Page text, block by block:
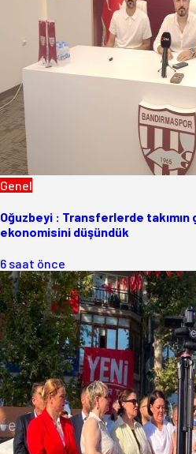
Genel
Oğuzbeyi : Transferlerde
ekonomisini düşündük
6 saat önce